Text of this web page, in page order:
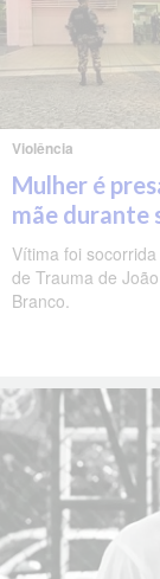
Violência
Mulher é
mãe durante
Vítima foi
de Trauma de
Branco.